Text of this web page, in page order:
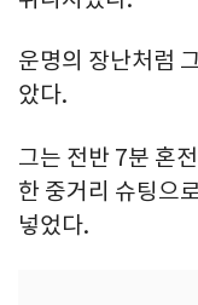
운명의 장난처럼
았다.
그는 전반 7분 혼
한 중거리 슈팅으
넣었다.